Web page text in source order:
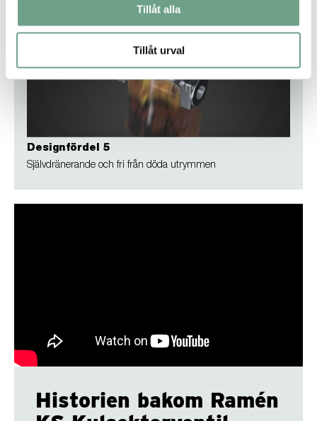
Tillåt alla
Tillåt urval
Designfördel 5
Självdränerande och fri från döda utrymmen
Historien bakom Ramén